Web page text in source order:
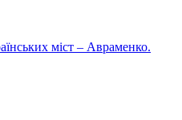
міст – Авраменко.